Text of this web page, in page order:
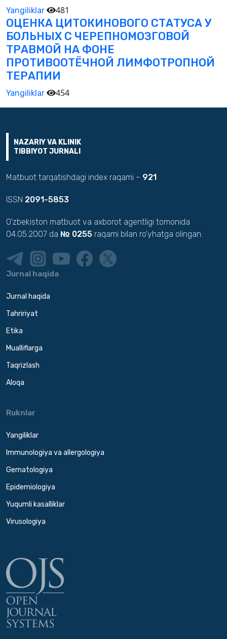
Yangiliklar 481
ОЦЕНКА ЦИТОКИНОВОГО СТАТУСА У
БОЛЬНЫХ С ЧЕРЕПНОМОЗГОВОЙ
ТРАВМОЙ НА ФОНЕ
ПРОТИВООТЁЧНОЙ ЛИМФОТРОПНОЙ
ТЕРАПИИ
Yangiliklar 454
NAZARIY VA KLINIK
TIBBIYOT JURNALI
Matbuot tarqatishdagi index raqami – 921
ISSN 2091-5853
O'zbekiston matbuot va axborot agentligi tomonida
04.05.2007 da № 0255 raqami bilan ro'yhatga olingan.
Jurnal haqida
Jurnal haqida
Tahririyat
Etika
Mualliflarga
Taqrizlash
Aloqa
Ruknlar
Yangiliklar
Immunologiya va allergologiya
Gematologiya
Epidemiologiya
Yuqumli kasalliklar
Virusologiya